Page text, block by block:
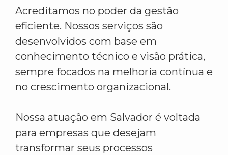
Acreditamos no poder da gestão
eficiente. Nossos serviços são
desenvolvidos com base em
conhecimento técnico e visão prática,
sempre focados na melhoria contínua e
no crescimento organizacional.
Nossa atuação em Salvador é voltada
para empresas que desejam
transformar seus processos